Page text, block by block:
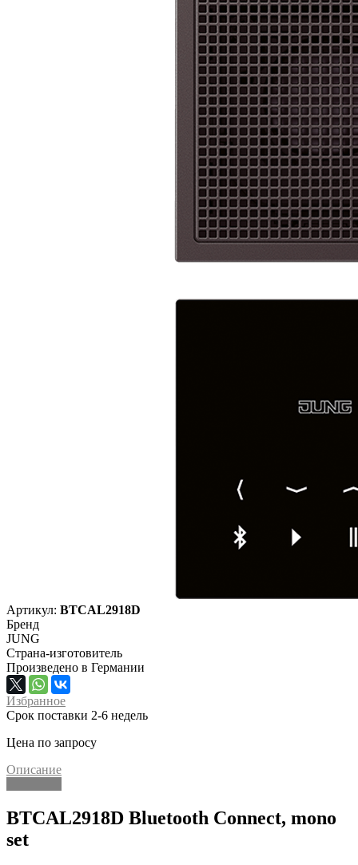
Артикул: BTCAL2918D
Бренд
JUNG
Страна-изготовитель
Произведено в Германии
Избранное
Срок поставки 2-6 недель
Цена по запросу
Описание
BTCAL2918D Bluetooth Connect, mono
set